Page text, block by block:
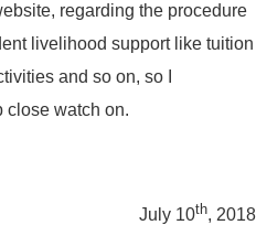
regarding the procedure
livelihood support like tuition
and so on, so I
close watch on.
July 10th, 2018